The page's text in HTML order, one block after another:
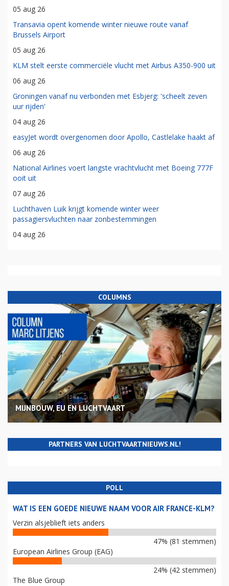
05 aug 26
Transavia opent komende winter nieuwe route vanaf
Brussels Airport
05 aug 26
KLM stelt eerste commerciële vlucht met Airbus A350-900 uit
06 aug 26
Groningen vanaf nu verbonden met Esbjerg: 'scheelt zeven
uur rijden'
04 aug 26
easyJet wordt overgenomen door Apollo, Castlelake haakt af
06 aug 26
National Airlines voert langste vrachtvlucht met Boeing 777F
ooit uit
07 aug 26
Luchthaven Luik krijgt komende winter weer
passagiersvluchten naar zonbestemmingen
04 aug 26
COLUMNS
MIJNBOUW, EU EN LUCHTVAART
PARTNERS VAN LUCHTVAARTNIEUWS.NL!
POLL
WAT IS EEN GOEDE NIEUWE NAAM VOOR AIR FRANCE-KLM?
Verzin alsjeblieft iets anders
47% (81 stemmen)
European Airlines Group (EAG)
24% (42 stemmen)
The Blue Group